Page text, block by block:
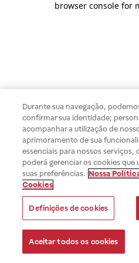
browser console for
Durante sua navegação,
confirmar sua identidade;
acompanhar a utilização de
aprimoramento de sua
essenciais para nossos serviços,
poderá gerenciar os cookies
suas preferências. Nossa
Cookies
Definições de cookies
Aceitar todos os cookies